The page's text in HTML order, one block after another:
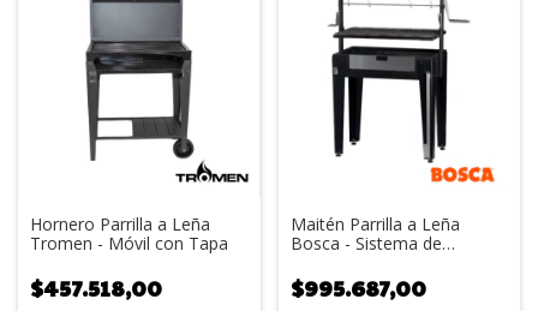
Hornero Parrilla a Leña
Tromen - Móvil con Tapa
$457.518,00
Maitén Parrilla a Leña
Bosca - Sistema de
Accesorios
$995.687,00